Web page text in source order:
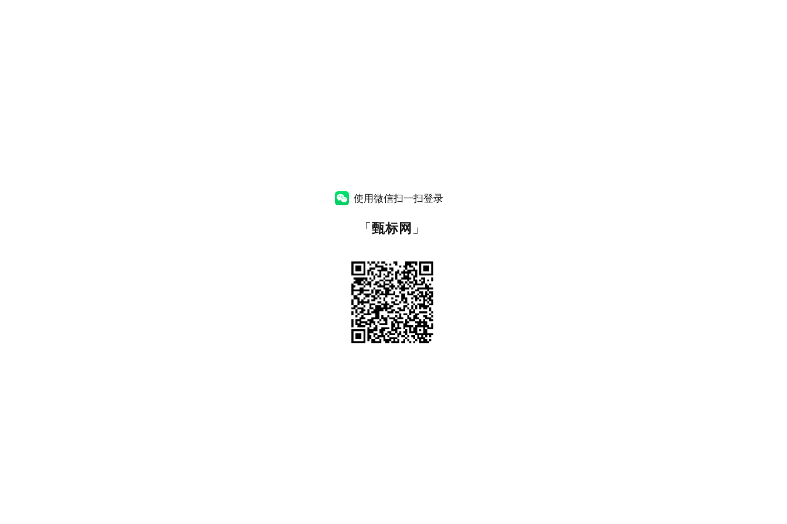
使用微信扫一扫登录
「甄标网 」